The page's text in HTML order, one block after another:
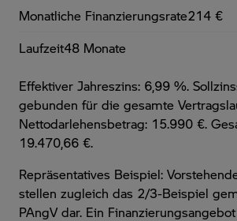
Monatliche Finanzierungsrate214 €
Laufzeit48 Monate
Effektiver Jahreszins: 6,99 %.
gebunden für die gesamte
Nettodarlehensbetrag: 15.990 €.
19.470,66 €.
Repräsentatives Beispiel:
stellen zugleich das 2/3-Beispiel
PAngV dar. Ein